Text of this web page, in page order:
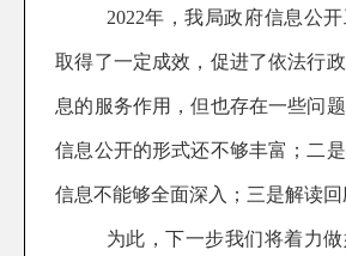
2022年，我局政府信息公
取得了一定成效，促进了依法行
息的服务作用，但也存在一些问
信息公开的形式还不够丰富；二
信息不能够全面深入；三是解读回
为此，下一步我们将着力